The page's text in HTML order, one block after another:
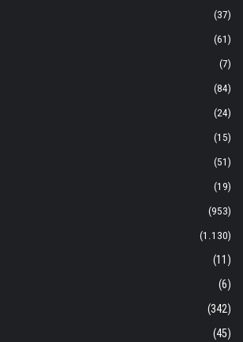
(37)
(61)
(7)
(84)
(24)
(15)
(51)
(19)
(953)
(1.130)
(11)
(6)
(342)
(45)